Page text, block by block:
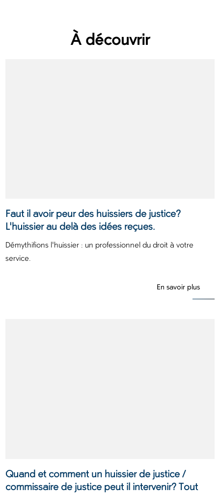
À découvrir
Faut il avoir peur des huissiers de justice?
L'huissier au delà des idées reçues.
Démythifions l'huissier : un professionnel du droit à votre
service.
En savoir plus
Quand et comment un huissier de justice /
commissaire de justice peut il intervenir? Tout